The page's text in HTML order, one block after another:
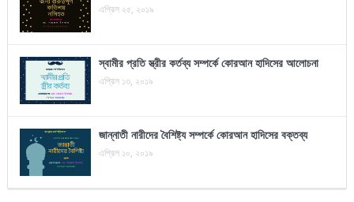
এপ্রিল ২৫, ২০১৯
স্বামীর প্রতি স্ত্রীর কর্তব্য সম্পর্কে কোরআন হাদিসের আলোচনা
এপ্রিল ১৩, ২০১৯
জান্নাতী নারীদের বৈশিষ্ট্য সম্পর্কে কোরআন হাদিসের বক্তব্য
এপ্রিল ১০, ২০১৯